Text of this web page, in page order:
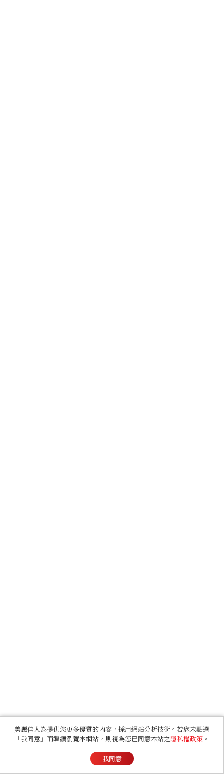
美麗佳人為提供您更多優質的內容，採用網站分析技術。若您未點選
「我同意」而繼續瀏覽本網站，則視為您已同意本站之隱私權政策 。
我同意